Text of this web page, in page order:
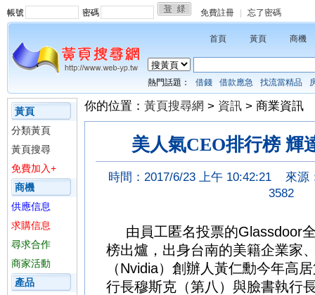
帳號 密碼 免費註冊 忘了密碼
首頁 黃頁 商機
熱門話題： 借錢 借款應急 找流當精品
黃頁
分類黃頁
黃頁搜尋
免費加入+
商機
供應信息
求購信息
尋求合作
商家活動
產品
你的位置： 黃頁搜尋網 > 資訊 > 商業資訊
美人氣CEO排行榜 輝
時間：2017/6/23 上午 10:42:21
來源
3582
由員工匿名投票的Glassdoor
榜出爐，出身台南的美籍企業家
（Nvidia）創辦人黃仁勳今年高
行長穆斯克（第八）與臉書執行